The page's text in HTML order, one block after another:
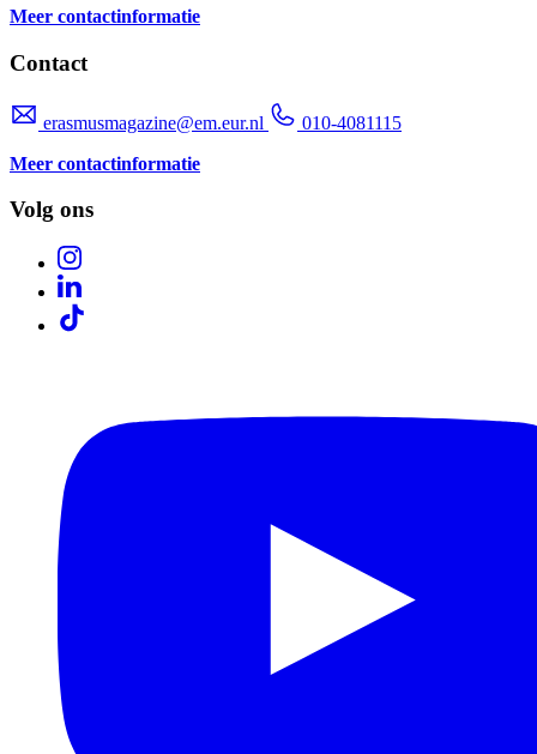
Meer contactinformatie
Contact
erasmusmagazine@em.eur.nl
010-4081115
Meer contactinformatie
Volg ons